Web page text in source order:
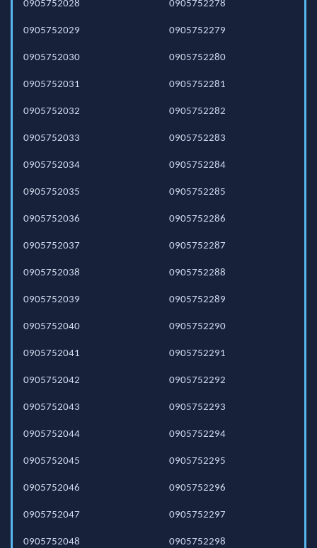
0905752028
0905752029
0905752030
0905752031
0905752032
0905752033
0905752034
0905752035
0905752036
0905752037
0905752038
0905752039
0905752040
0905752041
0905752042
0905752043
0905752044
0905752045
0905752046
0905752047
0905752048
0905752278
0905752279
0905752280
0905752281
0905752282
0905752283
0905752284
0905752285
0905752286
0905752287
0905752288
0905752289
0905752290
0905752291
0905752292
0905752293
0905752294
0905752295
0905752296
0905752297
0905752298